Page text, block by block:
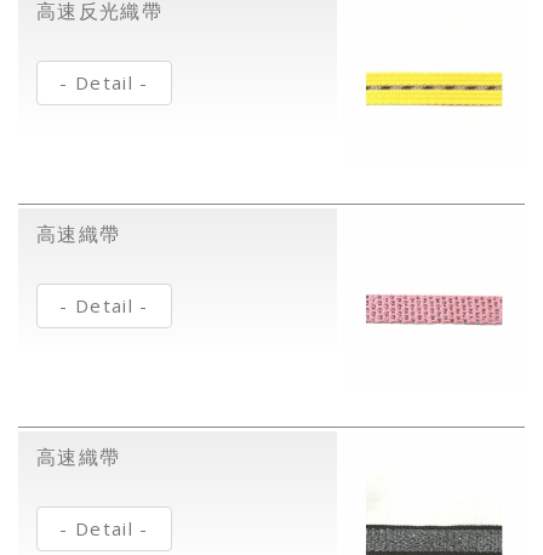
高速反光織帶
- Detail -
高速織帶
- Detail -
高速織帶
- Detail -